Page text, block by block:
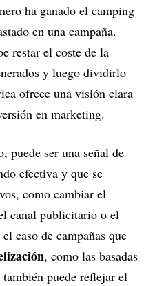
ha ganado el camping
en una campaña.
restar el coste de la
y luego dividirlo
ofrece una visión clara
en marketing.
puede ser una señal de
efectiva y que se
como cambiar el
canal publicitario o el
caso de campañas que
, como las basadas
puede reflejar el